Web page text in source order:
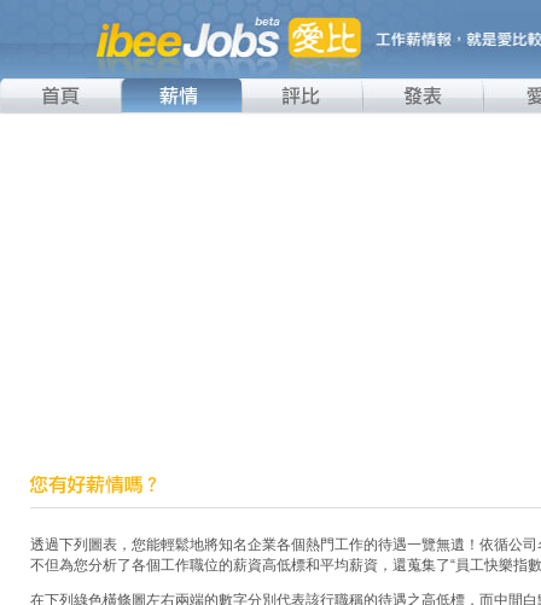
透過下列圖表，您能輕鬆地將知名企業各個熱門工作的待遇一覽無遺！依循公
不但為您分析了各個工作職位的薪資高低標和平均薪資，還蒐集了“員工快樂指
在下列綠色橫條圖左右兩端的數字分別代表該行職稱的待遇之高低標，而中間